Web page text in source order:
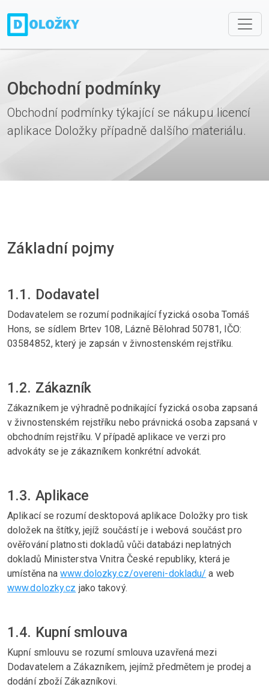
Obchodní podmínky
Obchodní podmínky týkající se nákupu licencí
aplikace Doložky případně dalšího materiálu.
Základní pojmy
1.1. Dodavatel
Dodavatelem se rozumí podnikající fyzická osoba Tomáš
Hons, se sídlem Brtev 108, Lázně Bělohrad 50781, IČO:
03584852, který je zapsán v živnostenském rejstříku.
1.2. Zákazník
Zákazníkem je výhradně podnikající fyzická osoba zapsaná
v živnostenském rejstříku nebo právnická osoba zapsaná v
obchodním rejstříku. V případě aplikace ve verzi pro
advokáty se je zákazníkem konkrétní advokát.
1.3. Aplikace
Aplikací se rozumí desktopová aplikace Doložky pro tisk
doložek na štítky, jejíž součástí je i webová součást pro
ověřování platnosti dokladů vůči databázi neplatných
dokladů Ministerstva Vnitra České republiky, která je
umístěna nawww.dolozky.cz/overeni-dokladu/ a web
www.dolozky.cz jako takový.
1.4. Kupní smlouva
Kupní smlouvu se rozumí smlouva uzavřená mezi
Dodavatelem a Zákazníkem, jejímž předmětem je prodej a
dodání zboží Zákazníkovi.